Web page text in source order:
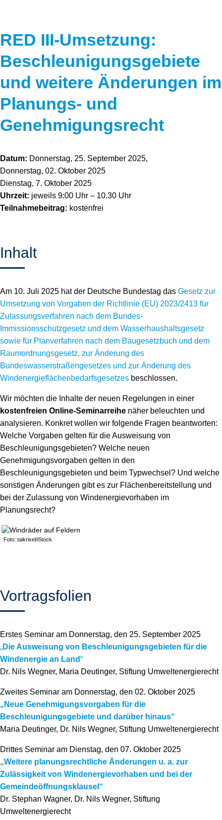
RED III-Umsetzung:
Beschleunigungsgebiete
und weitere Änderungen im
Planungs- und
Genehmigungsrecht
Datum: Donnerstag, 25. September 2025,
Donnerstag, 02. Oktober 2025
Dienstag, 7. Oktober 2025
Uhrzeit: jeweils 9:00 Uhr – 10.30 Uhr
Teilnahmebeitrag: kostenfrei
Inhalt
Am 10. Juli 2025 hat der Deutsche Bundestag das Gesetz zur
Umsetzung von Vorgaben der Richtlinie (EU) 2023/2413 für
Zulassungsverfahren nach dem Bundes-
Immissionsschutzgesetz und dem Wasserhaushaltsgesetz
sowie für Planverfahren nach dem Baugesetzbuch und dem
Raumordnungsgesetz, zur Änderung des
Bundeswasserstraßengesetzes und zur Änderung des
Windenergieflächenbedarfsgesetzes beschlossen.
Wir möchten die Inhalte der neuen Regelungen in einer
kostenfreien Online-Seminarreihe näher beleuchten und
analysieren. Konkret wollen wir folgende Fragen beantworten:
Welche Vorgaben gelten für die Ausweisung von
Beschleunigungsgebieten? Welche neuen
Genehmigungsvorgaben gelten in den
Beschleunigungsgebieten und beim Typwechsel? Und welche
sonstigen Änderungen gibt es zur Flächenbereitstellung und
bei der Zulassung von Windenergievorhaben im
Planungsrecht?
Foto: taikrixel/iStock
Vortragsfolien
Erstes Seminar am Donnerstag, den 25. September 2025
„Die Ausweisung von Beschleunigungsgebieten für die
Windenergie an Land“
Dr. Nils Wegner, Maria Deutinger, Stiftung Umweltenergierecht
Zweites Seminar am Donnerstag, den 02. Oktober 2025
„Neue Genehmigungsvorgaben für die
Beschleunigungsgebiete und darüber hinaus“
Maria Deutinger, Dr. Nils Wegner, Stiftung Umweltenergierecht
Drittes Seminar am Dienstag, den 07. Oktober 2025
„Weitere planungsrechtliche Änderungen u. a. zur
Zulässigkeit von Windenergievorhaben und bei der
Gemeindeöffnungsklausel“
Dr. Stephan Wagner, Dr. Nils Wegner, Stiftung
Umweltenergierecht